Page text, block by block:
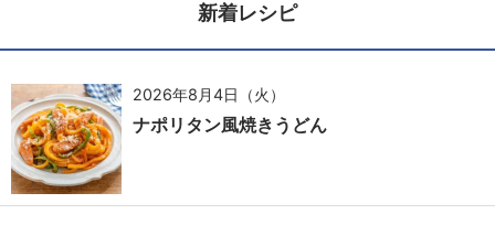
新着レシピ
2026年8月4日（火）
ナポリタン風焼きうどん